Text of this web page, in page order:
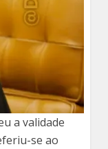
a validade
se ao